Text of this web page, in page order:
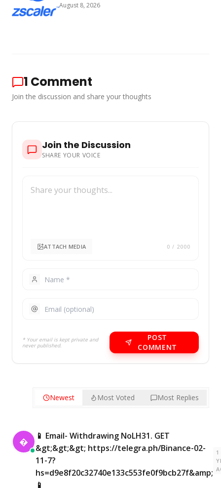
August 8, 2026
1 Comment
Join the discussion and share your thoughts
Join the Discussion
SHARE YOUR VOICE
ATTACH MEDIA 0 / 2000
* Your email is kept private and
never published.
POST
COMMENT
Newest Most Voted Most Replies

📱 Email- Withdrawing NoLH31. GET
&gt;&gt;&gt; https://telegra.ph/Binance-02-
11-7?
hs=d9e8f20c32740e133c553fe0f9bcb27f&amp;
📱
1